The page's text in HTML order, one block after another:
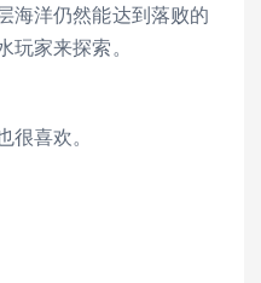
海洋仍然能达到落败的
家来探索。
喜欢。